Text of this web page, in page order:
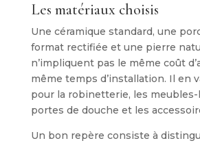
Les matériaux choisis
Une céramique standard, une
format rectifiée et une pierre
n’impliquent pas le même coût
même temps d’installation. Il en
pour la robinetterie, les meubles-
portes de douche et les
Un bon repère consiste à